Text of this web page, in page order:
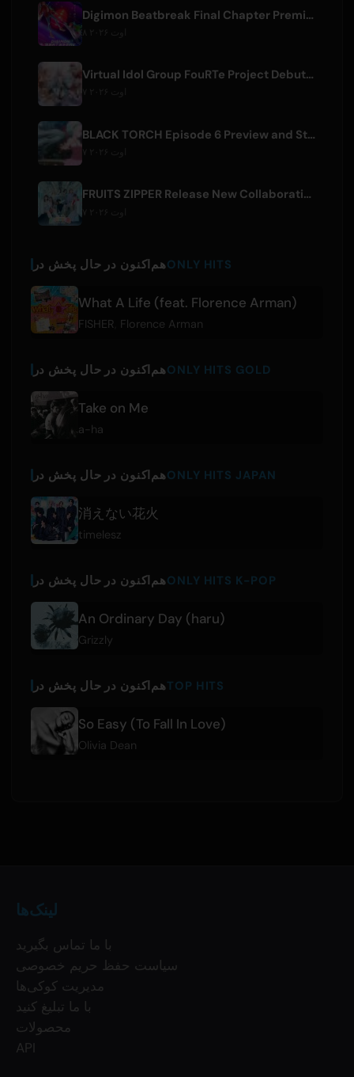
Digimon Beatbreak Final Chapter Premieres August 9, Free Episode Batch on YouTube
Virtual Idol Group FouRTe Project Debuts with 'ALL IN' Album Produced by m-flo's ☆Taku Takahashi
BLACK TORCH Episode 6 Preview and Streaming Details
FRUITS ZIPPER Release New Collaboration Song '1,2,3,FOOOOUR'
هم‌اکنون در حال پخش درONLY HITS
What A Life (feat. Florence Arman)
FISHER Florence Arman
هم‌اکنون در حال پخش درONLY HITS GOLD
Take on Me
a-ha
هم‌اکنون در حال پخش درONLY HITS JAPAN
消えない花火
timelesz
هم‌اکنون در حال پخش درONLY HITS K-POP
An Ordinary Day (haru)
Grizzly
هم‌اکنون در حال پخش درTOP HITS
So Easy (To Fall In Love)
Olivia Dean
لینک‌ها
با ما تماس بگیرید
سیاست حفظ حریم خصوصی
مدیریت کوکی‌ها
با ما تبلیغ کنید
محصولات
API